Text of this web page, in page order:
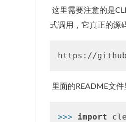
这里需要注意的是
式调用，它真正的源
里面的README文
>>> import